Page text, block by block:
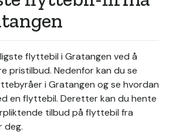
flyttebil i Gratangen ved å
pristilbud. Nedenfor kan du se
i Gratangen og se hvordan
en flyttebil. Deretter kan du hente
tilbud på flyttebil fra